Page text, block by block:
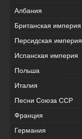
Албания
Британская империя
Персидская империя
Испанская империя
Польша
Италия
Песни Союза ССР
Франция
Германия